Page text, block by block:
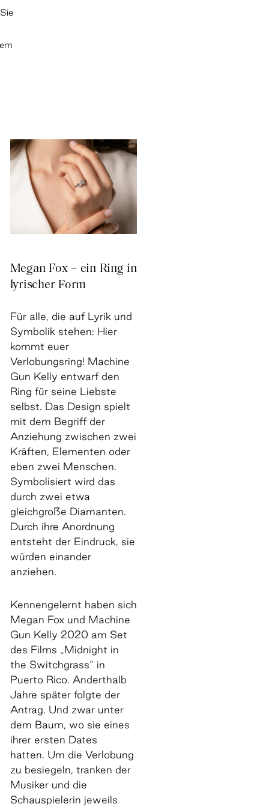
Megan Fox – ein Ring in
lyrischer Form
Für alle, die auf Lyrik und
Symbolik stehen: Hier
kommt euer
Verlobungsring! Machine
Gun Kelly entwarf den
Ring für seine Liebste
selbst. Das Design spielt
mit dem Begriff der
Anziehung zwischen zwei
Kräften, Elementen oder
eben zwei Menschen.
Symbolisiert wird das
durch zwei etwa
gleichgroße Diamanten.
Durch ihre Anordnung
entsteht der Eindruck, sie
würden einander
anziehen.
Kennengelernt haben sich
Megan Fox und Machine
Gun Kelly 2020 am Set
des Films „Midnight in
the Switchgrass“ in
Puerto Rico. Anderthalb
Jahre später folgte der
Antrag. Und zwar unter
dem Baum, wo sie eines
ihrer ersten Dates
hatten. Um die Verlobung
zu besiegeln, tranken der
Musiker und die
Schauspielerin jeweils